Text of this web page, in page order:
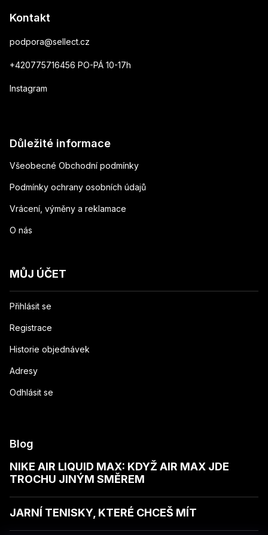
Kontakt
podpora@sellect.cz
+420775716456 PO-PÁ 10-17h
Instagram
Důležité informace
Všeobecné Obchodní podmínky
Podmínky ochrany osobních údajů
Vrácení, výměny a reklamace
O nás
MŮJ ÚČET
Přihlásit se
Registrace
Historie objednávek
Adresy
Odhlásit se
Blog
NIKE AIR LIQUID MAX: KDYŽ AIR MAX JDE
TROCHU JINÝM SMĚREM
JARNÍ TENISKY, KTERÉ CHCEŠ MÍT